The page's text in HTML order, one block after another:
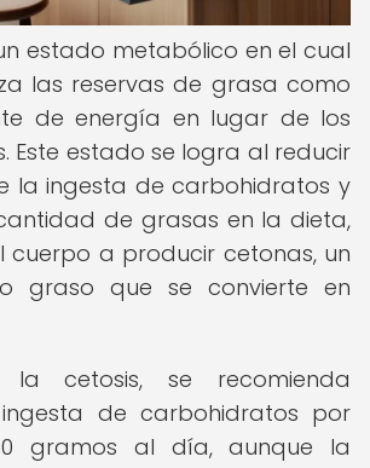
estado metabólico en el cual
las reservas de grasa como
de energía en lugar de los
Este estado se logra al reducir
la ingesta de carbohidratos y
de grasas en la dieta,
cuerpo a producir cetonas, un
graso que se convierte en
cetosis, se recomienda
de carbohidratos por
gramos al día, aunque la